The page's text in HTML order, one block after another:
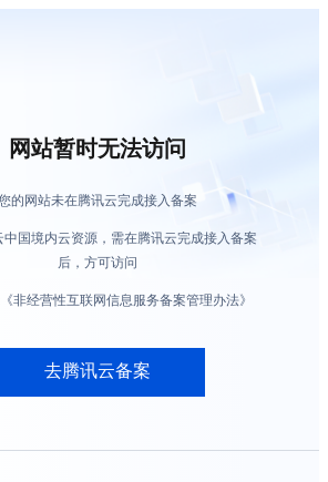
网站暂时无法访问
的网站未在腾讯云完成接入备案
中国境内云资源，需在腾讯云完成接入备案
后，方可访问
非经营性互联网信息服务备案管理办法》
去腾讯云备案